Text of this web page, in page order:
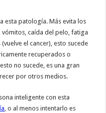
esta patología. Más evita los
caída del pelo, fatiga
el cancer), esto sucede
recuperados o
no sucede, es una gran
por otros medios.
inteligente con esta
, o al menos intentarlo es